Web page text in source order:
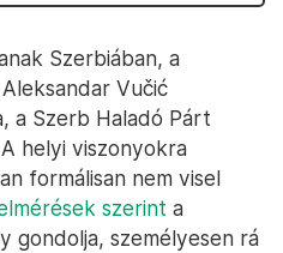
Szerbiában, a
Vučić
a Szerb Haladó Párt
helyi viszonyokra
formálisan nem visel
szerint a
gondolja, személyesen rá